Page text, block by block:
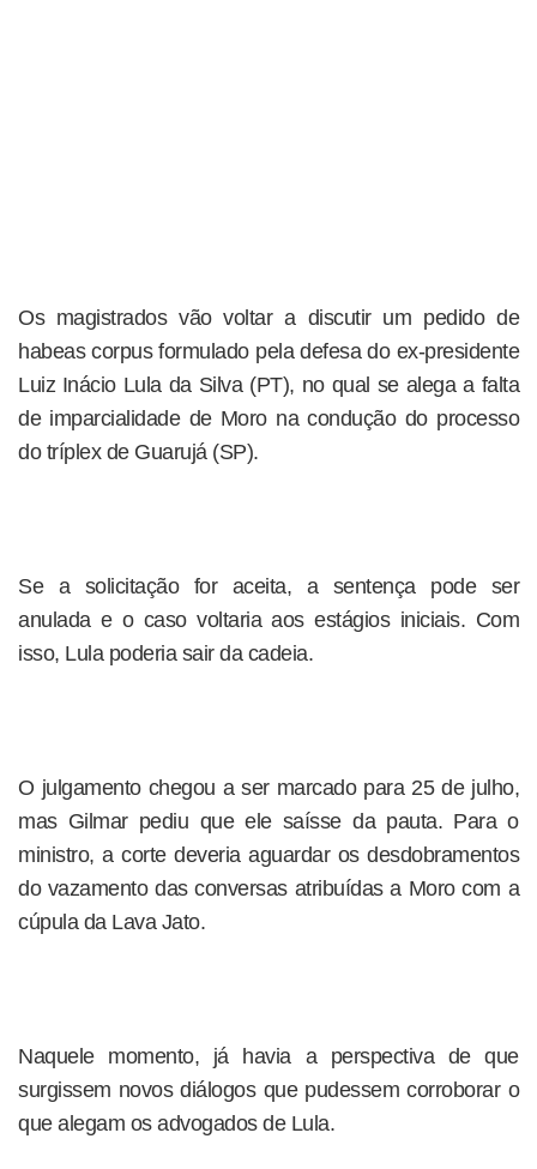
Os magistrados vão voltar a discutir um pedido de
habeas corpus formulado pela defesa do ex-presidente
Luiz Inácio Lula da Silva (PT), no qual se alega a falta
de imparcialidade de Moro na condução do processo
do tríplex de Guarujá (SP).
Se a solicitação for aceita, a sentença pode ser
anulada e o caso voltaria aos estágios iniciais. Com
isso, Lula poderia sair da cadeia.
O julgamento chegou a ser marcado para 25 de julho,
mas Gilmar pediu que ele saísse da pauta. Para o
ministro, a corte deveria aguardar os desdobramentos
do vazamento das conversas atribuídas a Moro com a
cúpula da Lava Jato.
Naquele momento, já havia a perspectiva de que
surgissem novos diálogos que pudessem corroborar o
que alegam os advogados de Lula.